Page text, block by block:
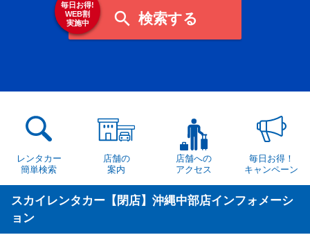
毎日お得!
WEB割
実施中
 検索する
レンタカー
簡単検索
店舗の
案内
店舗への
アクセス
毎日お得！
キャンペーン
スカイレンタカー【閉店】沖縄中部店インフォメーシ
ョン